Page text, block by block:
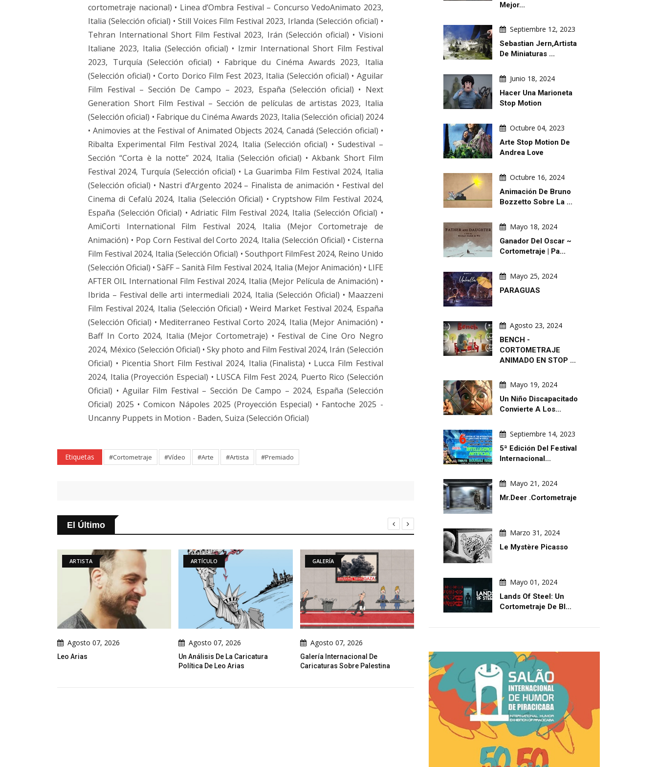
cortometraje nacional) • Linea d’Ombra Festival – Concurso VedoAnimato 2023,
Italia (Selección oficial) • Still Voices Film Festival 2023, Irlanda (Selección oficial) •
Tehran International Short Film Festival 2023, Irán (Selección oficial) • Visioni
Italiane 2023, Italia (Selección oficial) • Izmir International Short Film Festival
2023, Turquía (Selección oficial) • Fabrique du Cinéma Awards 2023, Italia
(Selección oficial) • Corto Dorico Film Fest 2023, Italia (Selección oficial) • Aguilar
Film Festival – Sección De Campo – 2023, España (Selección oficial) • Next
Generation Short Film Festival – Sección de películas de artistas 2023, Italia
(Selección oficial) • Fabrique du Cinéma Awards 2023, Italia (Selección oficial) 2024
• Animovies at the Festival of Animated Objects 2024, Canadá (Selección oficial) •
Ribalta Experimental Film Festival 2024, Italia (Selección oficial) • Sudestival –
Sección “Corta è la notte” 2024, Italia (Selección oficial) • Akbank Short Film
Festival 2024, Turquía (Selección oficial) • La Guarimba Film Festival 2024, Italia
(Selección oficial) • Nastri d’Argento 2024 – Finalista de animación • Festival del
Cinema di Cefalù 2024, Italia (Selección Oficial) • Cryptshow Film Festival 2024,
España (Selección Oficial) • Adriatic Film Festival 2024, Italia (Selección Oficial) •
AmiCorti International Film Festival 2024, Italia (Mejor Cortometraje de
Animación) • Pop Corn Festival del Corto 2024, Italia (Selección Oficial) • Cisterna
Film Festival 2024, Italia (Selección Oficial) • Southport FilmFest 2024, Reino Unido
(Selección Oficial) • SàFF – Sanità Film Festival 2024, Italia (Mejor Animación) • LIFE
AFTER OIL International Film Festival 2024, Italia (Mejor Película de Animación) •
Ibrida – Festival delle arti intermediali 2024, Italia (Selección Oficial) • Maazzeni
Film Festival 2024, Italia (Selección Oficial) • Weird Market Festival 2024, España
(Selección Oficial) • Mediterraneo Festival Corto 2024, Italia (Mejor Animación) •
Baff In Corto 2024, Italia (Mejor Cortometraje) • Festival de Cine Oro Negro
2024, México (Selección Oficial) • Sky photo and Film Festival 2024, Irán (Selección
Oficial) • Picentia Short Film Festival 2024, Italia (Finalista) • Lucca Film Festival
2024, Italia (Proyección Especial) • LUSCA Film Fest 2024, Puerto Rico (Selección
Oficial) • Aguilar Film Festival – Sección De Campo – 2024, España (Selección
Oficial) 2025 • Comicon Nápoles 2025 (Proyección Especial) • Fantoche 2025 -
Uncanny Puppets in Motion - Baden, Suiza (Selección Oficial)
Etiquetas #Cortometraje #Vídeo #Arte #Artista #Premiado
El Último
ARTÍCULO
Agosto 07, 2026
Un Análisis De La Caricatura
Agosto 07, 2026
Galería Internacional De
Caricaturas Sobre Palestina
GALERÍA
Agosto 07, 2026
Galería De Caricaturas Políticas De
Emad Hajjaj (Abu Mahjoob) –
ILUSTRACIONES DIARIAS
¡Juegos De Guerra Y Paz! La Paz Se
Logra Con Pasos. ¡La Guerra Llega
Con Un Tobogán!
Mejor...
Septiembre 12, 2023
Sebastian Jern,artista
De Miniaturas ...
Junio 18, 2024
Hacer Una Marioneta
Stop Motion
Octubre 04, 2023
Arte Stop Motion De
Andrea Love
Octubre 16, 2024
Animación De Bruno
Bozzetto Sobre La ...
Mayo 18, 2024
Ganador Del Oscar ~
Cortometraje | Pa...
Mayo 25, 2024
PARAGUAS
Agosto 23, 2024
BENCH -
CORTOMETRAJE
ANIMADO EN STOP ...
Mayo 19, 2024
Un Niño Discapacitado
Convierte A Los...
Septiembre 14, 2023
5ª Edición Del Festival
Internacional...
Mayo 21, 2024
Mr.Deer .Cortometraje
Marzo 31, 2024
Le Mystère Picasso
Mayo 01, 2024
Lands Of Steel: Un
Cortometraje De Bl...